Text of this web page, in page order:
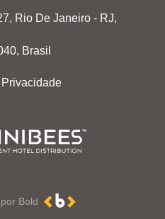
Rio De Janeiro - RJ,
Brasil
Bold